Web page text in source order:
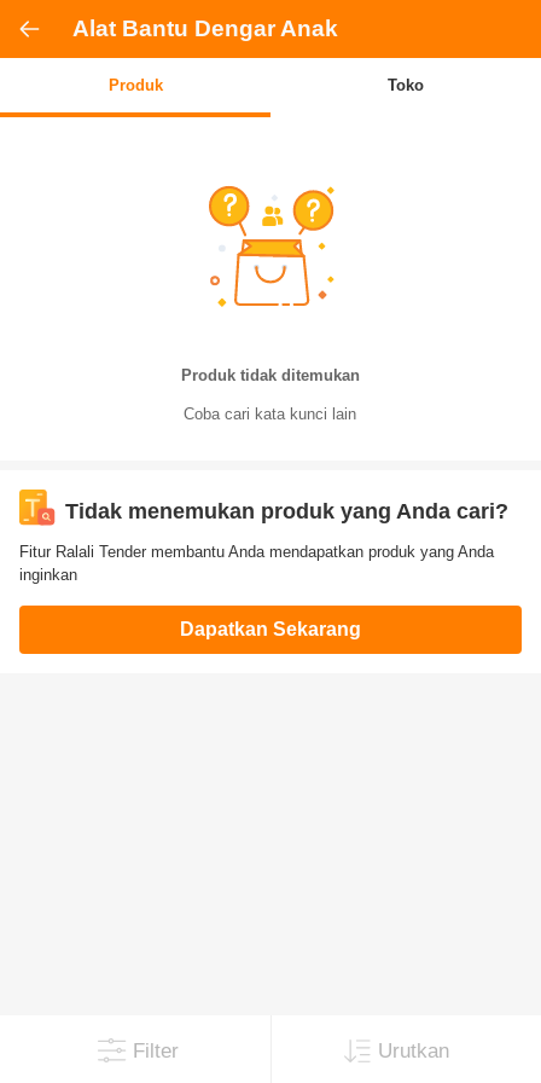
Alat Bantu Dengar Anak
Produk Toko
Produk tidak ditemukan
Coba cari kata kunci lain
Tidak menemukan produk yang Anda cari?
Fitur Ralali Tender membantu Anda mendapatkan produk yang Anda
inginkan
Dapatkan Sekarang
Filter Urutkan